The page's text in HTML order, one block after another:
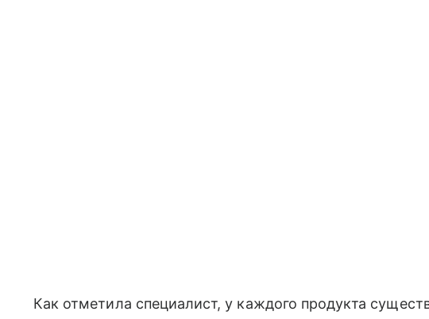
Как отметила специалист, у каждого продукта